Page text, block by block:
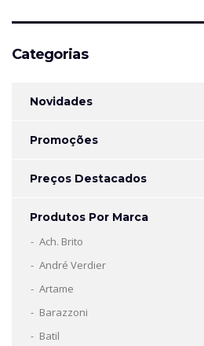
Categorias
Novidades
Promoções
Preços Destacados
Produtos Por Marca
Ach. Brito
André Verdier
Artame
Barazzoni
Batil